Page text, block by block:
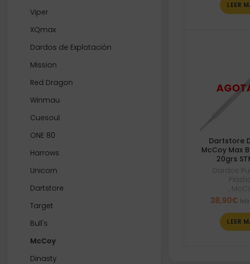
Viper
XQmax
Dardos de Explotación
Mission
Red Dragon
Winmau
Cuesoul
ONE 80
Harrows
Unicorn
Dartstore
Target
Bull's
McCoy
Dinasty
LEER
Dartstore
McCoy Max
20grs
Dardos
,
38,90€
LEER